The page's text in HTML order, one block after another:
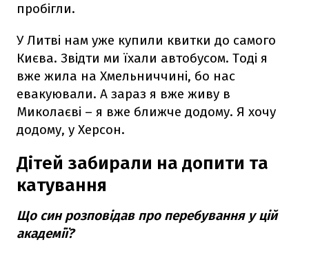
пробігли.
У Литві нам уже купили квитки до самого
Києва. Звідти ми їхали автобусом. Тоді я
вже жила на Хмельниччині, бо нас
евакуювали. А зараз я вже живу в
Миколаєві – я вже ближче додому. Я хочу
додому, у Херсон.
Дітей забирали на допити та
катування
Що син розповідав про перебування у цій
академії?